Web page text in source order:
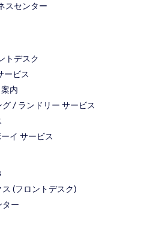
スセンター
トデスク
ービス
内
グ / ランドリー サービス
イ サービス
(フロントデスク)
ター